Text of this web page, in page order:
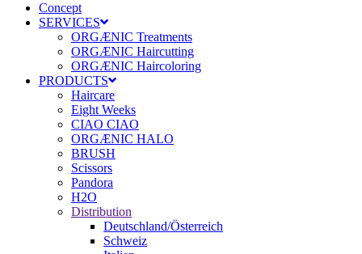
Concept
SERVICES
ORGÆNIC Treatments
ORGÆNIC Haircutting
ORGÆNIC Haircoloring
PRODUCTS
Haircare
Eight Weeks
CIAO CIAO
ORGÆNIC HALO
BRUSH
Scissors
Pandora
H2O
Distribution
Deutschland/Österreich
Schweiz